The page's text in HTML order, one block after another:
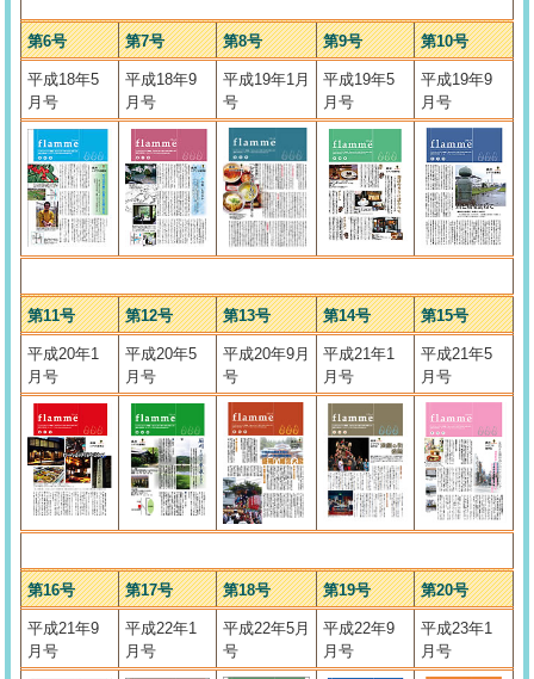
第6号 第7号 第8号 第9号 第10号
平成18年5
月号
平成18年9
月号
平成19年1月
号
平成19年5
月号
平成19年9
月号
第11号 第12号 第13号 第14号 第15号
平成20年1
月号
平成20年5
月号
平成20年9月
号
平成21年1
月号
平成21年5
月号
第16号 第17号 第18号 第19号 第20号
平成21年9
月号
平成22年1
月号
平成22年5月
号
平成22年9
月号
平成23年1
月号